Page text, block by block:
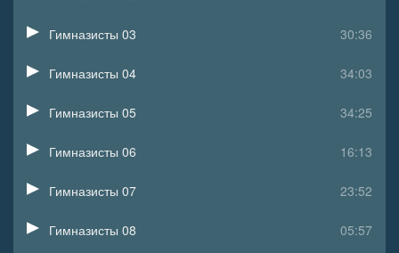
30:36
Гимназисты 03
34:03
Гимназисты 04
34:25
Гимназисты 05
16:13
Гимназисты 06
23:52
Гимназисты 07
05:57
Гимназисты 08